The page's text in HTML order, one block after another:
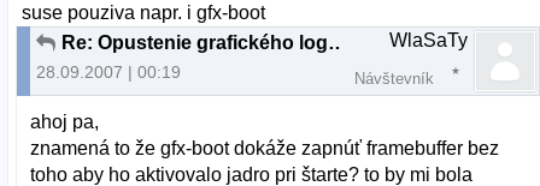
suse pouziva napr. i gfx-boot
Re: Opustenie grafického loga pri bootovaní?
28.09.2007 | 00:19
WlaSaTy
Návštevník
ahoj pa,
znamená to že gfx-boot dokáže zapnúť framebuffer bez
toho aby ho aktivovalo jadro pri štarte? to by mi bola